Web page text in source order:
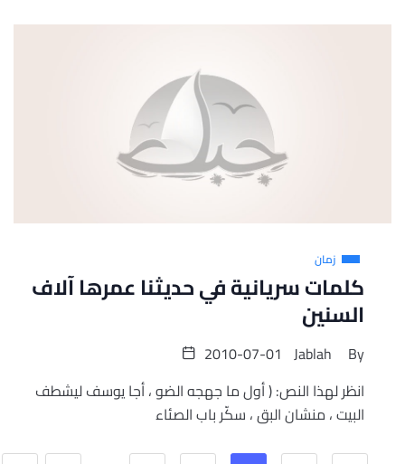
زمان
كلمات سريانية في حديثنا عمرها آلاف
السنين
By
Jablah
2010-07-01
انظر لهذا النص: ( أول ما جهجه الضو ، أجا يوسف ليشطف
البيت ، منشان البق ، سكّر باب الصئاء